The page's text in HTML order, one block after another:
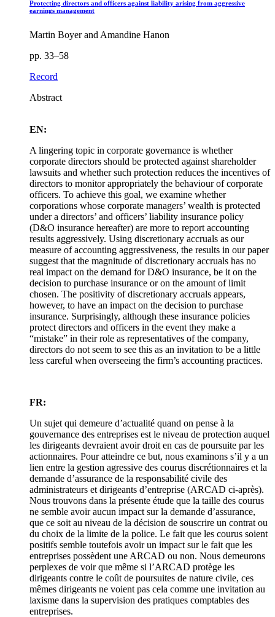
Protecting directors and officers against liability arising from aggressive
earnings management
Martin Boyer and Amandine Hanon
pp. 33–58
Record
Abstract
EN:
A lingering topic in corporate governance is whether
corporate directors should be protected against shareholder
lawsuits and whether such protection reduces the incentives of
directors to monitor appropriately the behaviour of corporate
officers. To achieve this goal, we examine whether
corporations whose corporate managers’ wealth is protected
under a directors’ and officers’ liability insurance policy
(D&O insurance hereafter) are more to report accounting
results aggressively. Using discretionary accruals as our
measure of accounting aggressiveness, the results in our paper
suggest that the magnitude of discretionary accruals has no
real impact on the demand for D&O insurance, be it on the
decision to purchase insurance or on the amount of limit
chosen. The positivity of discretionary accruals appears,
however, to have an impact on the decision to purchase
insurance. Surprisingly, although these insurance policies
protect directors and officers in the event they make a
“mistake” in their role as representatives of the company,
directors do not seem to see this as an invitation to be a little
less careful when overseeing the firm’s accounting practices.
FR:
Un sujet qui demeure d’actualité quand on pense à la
gouvernance des entreprises est le niveau de protection auquel
les dirigeants devraient avoir droit en cas de poursuite par les
actionnaires. Pour atteindre ce but, nous examinons s’il y a un
lien entre la gestion agressive des courus discrétionnaires et la
demande d’assurance de la responsabilité civile des
administrateurs et dirigeants d’entreprise (ARCAD ci-après).
Nous trouvons dans la présente étude que la taille des courus
ne semble avoir aucun impact sur la demande d’assurance,
que ce soit au niveau de la décision de souscrire un contrat ou
du choix de la limite de la police. Le fait que les courus soient
positifs semble toutefois avoir un impact sur le fait que les
entreprises possèdent une ARCAD ou non. Nous demeurons
perplexes de voir que même si l’ARCAD protège les
dirigeants contre le coût de poursuites de nature civile, ces
mêmes dirigeants ne voient pas cela comme une invitation au
laxisme dans la supervision des pratiques comptables des
entreprises.